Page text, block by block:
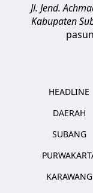
Jl. Jend.
Kabupaten
HEADLINE
DAERAH
SUBANG
KARAWANG